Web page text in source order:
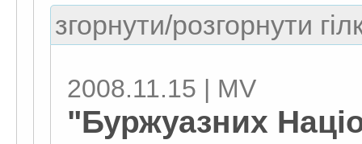
згорнути/розгорнути
2008.11.15 | MV
"Буржуазних